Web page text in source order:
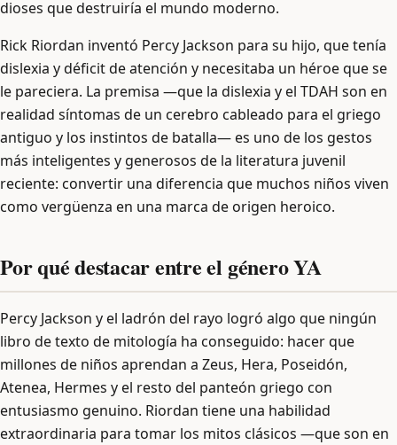
dioses que destruiría el mundo moderno.
Rick Riordan inventó Percy Jackson para su hijo, que tenía
dislexia y déficit de atención y necesitaba un héroe que se
le pareciera. La premisa —que la dislexia y el TDAH son en
realidad síntomas de un cerebro cableado para el griego
antiguo y los instintos de batalla— es uno de los gestos
más inteligentes y generosos de la literatura juvenil
reciente: convertir una diferencia que muchos niños viven
como vergüenza en una marca de origen heroico.
Por qué destacar entre el género YA
Percy Jackson y el ladrón del rayo logró algo que ningún
libro de texto de mitología ha conseguido: hacer que
millones de niños aprendan a Zeus, Hera, Poseidón,
Atenea, Hermes y el resto del panteón griego con
entusiasmo genuino. Riordan tiene una habilidad
extraordinaria para tomar los mitos clásicos —que son en